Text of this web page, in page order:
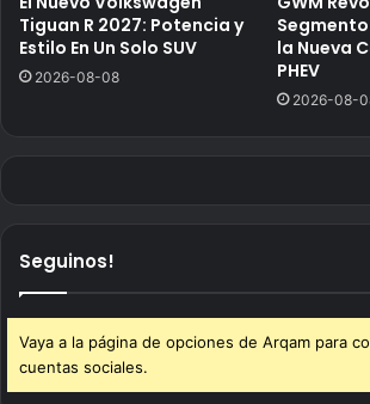
Tiguan R 2027: Potencia y
Estilo En Un Solo SUV
2026-08-08
la Nueva
PHEV
2026-08-
Seguinos!
Vaya a la página de opciones de Arqam para
cuentas sociales.